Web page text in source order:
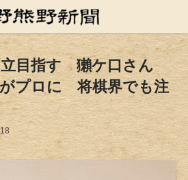
目指す 獺ケ口さん
がプロに 将棋界でも注